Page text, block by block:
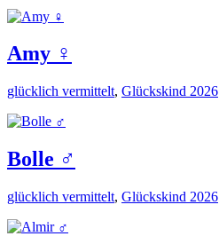
Amy ♀️
glücklich vermittelt, Glückskind 2026
Bolle ♂️
glücklich vermittelt, Glückskind 2026